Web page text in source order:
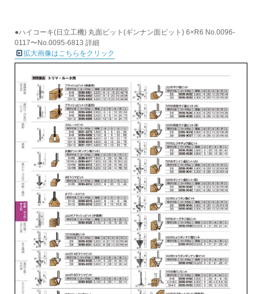
●ハイコーキ(日立工機) 丸面ビット(ギンナン面ビット) 6×R6 No.0096-
0117〜No.0095-6813 詳細
拡大画像はこちらをクリック